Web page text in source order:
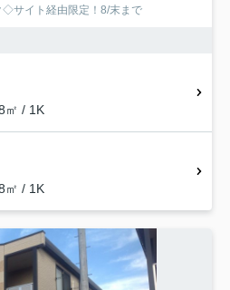
サイト経由限定！8/末まで
㎡ / 1K
㎡ / 1K